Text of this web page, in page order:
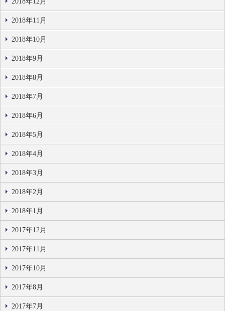
2018年11月
2018年10月
2018年9月
2018年8月
2018年7月
2018年6月
2018年5月
2018年4月
2018年3月
2018年2月
2018年1月
2017年12月
2017年11月
2017年10月
2017年8月
2017年7月